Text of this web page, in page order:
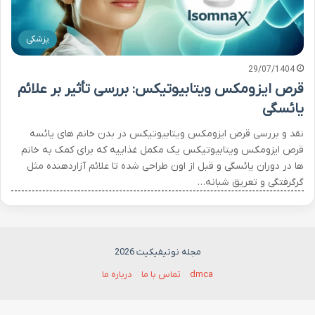
پزشکی
29/07/1404
قرص ایزومکس ویتابیوتیکس: بررسی تأثیر بر علائم
یائسگی
نقد و بررسی قرص ایزومکس ویتابیوتیکس در بدن خانم های یائسه
قرص ایزومکس ویتابیوتیکس یک مکمل غذاییه که برای کمک به خانم
ها در دوران یائسگی و قبل از اون طراحی شده تا علائم آزاردهنده مثل
گرگرفتگی و تعریق شبانه…
مجله نوتیفیکیت 2026
dmca
تماس با ما درباره ما